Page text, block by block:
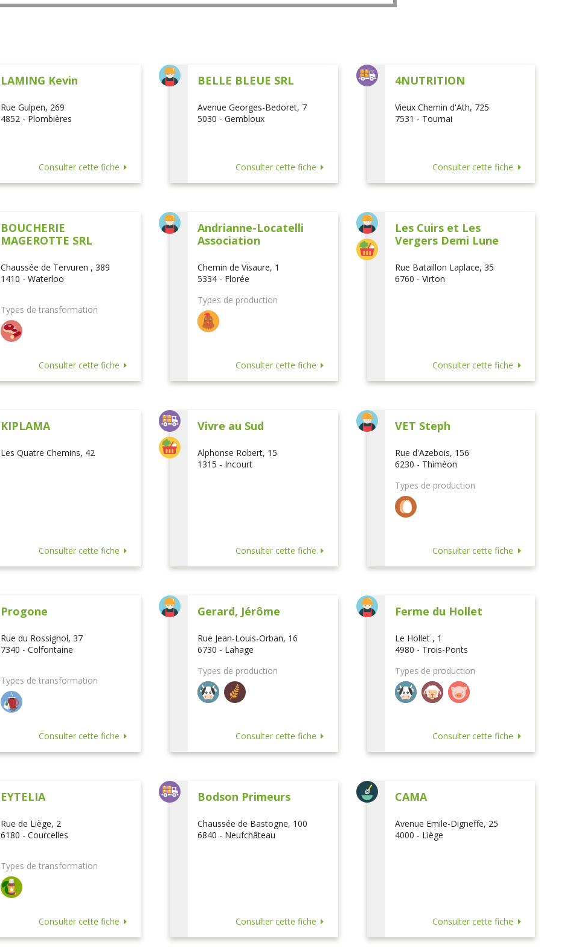
LAMING Kevin
Rue Gulpen, 269
4852 - Plombières
Consulter cette fiche
BELLE BLEUE SRL
Avenue Georges-Bedoret, 7
5030 - Gembloux
Consulter cette fiche
4NUTRITION
Vieux Chemin d'Ath, 725
7531 - Tournai
Consulter cette fiche
BOUCHERIE
MAGEROTTE SRL
Chaussée de Tervuren , 389
1410 - Waterloo
Types de transformation
Consulter cette fiche
Andrianne-Locatelli
Association
Chemin de Visaure, 1
5334 - Florée
Types de production
Consulter cette fiche
Les Cuirs et Les
Vergers Demi Lune
Rue Bataillon Laplace, 35
6760 - Virton
Consulter cette fiche
KIPLAMA
Les Quatre Chemins, 42
Consulter cette fiche
Vivre au Sud
Alphonse Robert, 15
1315 - Incourt
Consulter cette fiche
VET Steph
Rue d'Azebois, 156
6230 - Thiméon
Types de production
Consulter cette fiche
Progone
Rue du Rossignol, 37
7340 - Colfontaine
Types de transformation
Consulter cette fiche
Gerard, Jérôme
Rue Jean-Louis-Orban, 16
6730 - Lahage
Types de production
Consulter cette fiche
Ferme du Hollet
Le Hollet , 1
4980 - Trois-Ponts
Types de production
Consulter cette fiche
EYTELIA
Rue de Liège, 2
6180 - Courcelles
Types de transformation
Consulter cette fiche
Bodson Primeurs
Chaussée de Bastogne, 100
6840 - Neufchâteau
Consulter cette fiche
CAMA
Avenue Emile-Digneffe, 25
4000 - Liège
Consulter cette fiche